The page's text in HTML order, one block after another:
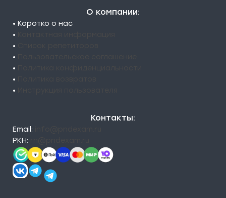
О компании:
• Коротко о нас
•
•
•
•
•
•
Контакты:
Email:
РКН: